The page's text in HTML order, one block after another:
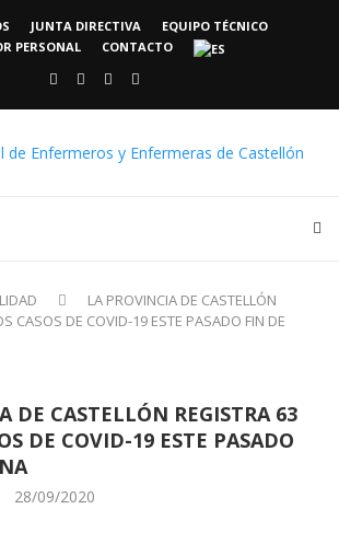
JUNTA DIRECTIVA
EQUIPO TÉCNICO
PERSONAL
CONTACTO
LA PROVINCIA DE CASTELLÓN
CASOS DE COVID-19 ESTE PASADO FIN DE
DE CASTELLÓN REGISTRA 63
DE COVID-19 ESTE PASADO
28/09/2020